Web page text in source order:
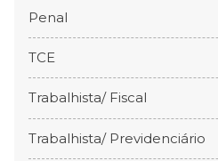
Penal
TCE
Trabalhista/ Fiscal
Trabalhista/ Previdenciário